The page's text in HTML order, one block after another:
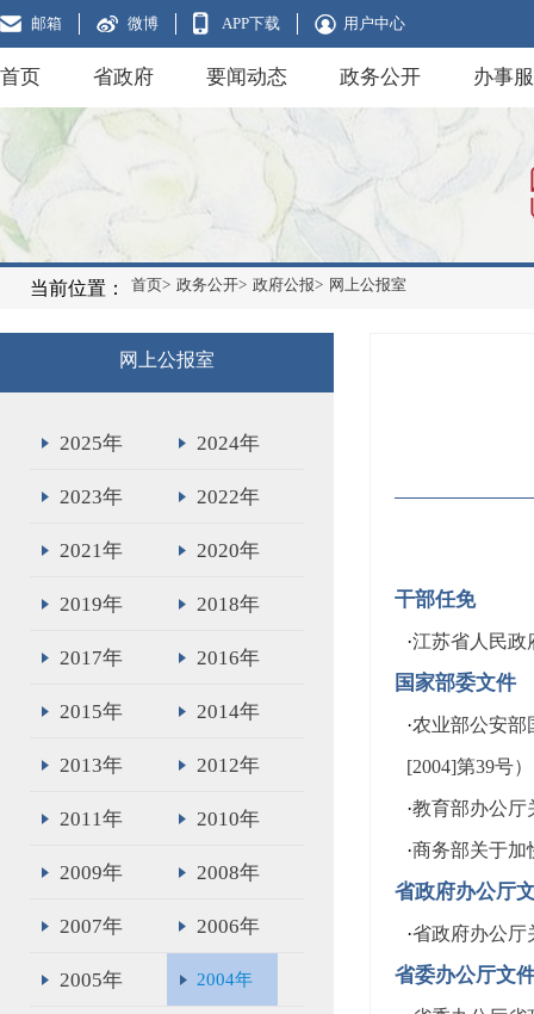
邮箱 微博 APP下载 用户中心
首页 省政府 要闻动态 政务公开 办事
当前位置： 首页> 政务公开> 政府公报> 网上公报室
网上公报室
2025年 2024年
2023年 2022年
2021年 2020年
2019年 2018年
2017年 2016年
2015年 2014年
2013年 2012年
2011年 2010年
2009年 2008年
2007年 2006年
2005年 2004年
干部任免
·江苏省人民政
国家部委文件
·农业部公安部
[2004]第39号）
·教育部办公厅
·商务部关于加
省政府办公厅
·省政府办公厅
省委办公厅文